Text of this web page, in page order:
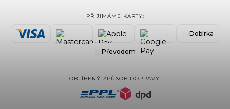
PŘIJÍMÁME KARTY:
Dobírka
Převodem
OBLÍBENÝ ZPŮSOB DOPRAVY: